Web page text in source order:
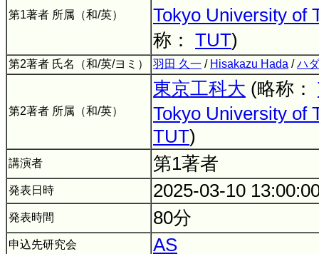
第1著者 所属（和/英）
Tokyo University of
称： TUT)
第2著者 氏名（和/英/ヨミ） 羽田 久一 / Hisakazu Hada /ハ
第2著者 所属（和/英）
東京工科大 (略称：
Tokyo University of
TUT)
講演者 第1著者
発表日時 2025-03-10
発表時間 80分
申込先研究会 AS